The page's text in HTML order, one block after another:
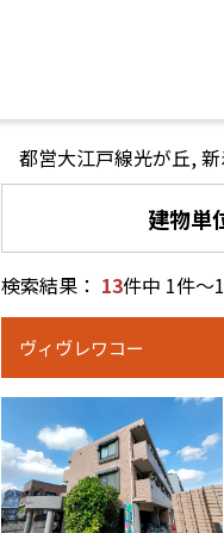
都営大江戸線光が丘,
建物単
検索結果： 13件中 1件～
ヴィヴレワコー